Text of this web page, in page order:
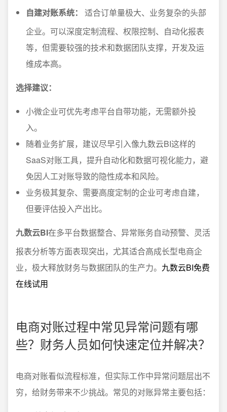
自建对账系统：
适合订单量极大、业务复杂的头部
企业。可以深度定制流程、权限控制、自动化报表
等，但需要较强的技术和数据团队支撑，开发及运
维成本高。
选择建议：
小微企业可优先考虑平台自带功能，无需额外投
入。
随着业务扩展，建议尽早引入像九数云BI这样的
SaaS对账工具，提升自动化和数据可视化能力，避
免因人工对账导致的隐性成本和风险。
业务极其复杂、需要高度定制的企业可考虑自建，
但要评估投入产出比。
九数云BI在多平台数据整合、异常账务自动预警、灵活
报表分析等方面表现突出，尤其适合高成长型电商企
业，极大释放财务与数据团队的生产力。 九数云BI免费
在线试用
电商对账过程中常见异常问题有哪
些？财务人员如何快速定位并解决？
电商对账看似流程标准，但实际工作中异常问题层出不
穷，给财务带来不少挑战。常见的对账异常主要包括：